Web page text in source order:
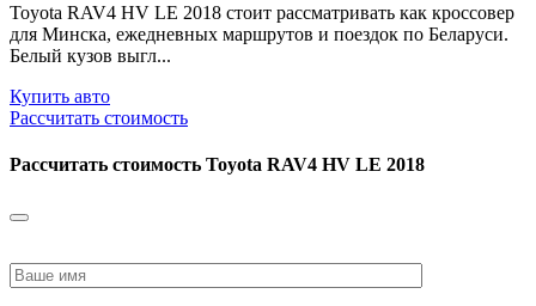
Toyota RAV4 HV LE 2018 стоит рассматривать как кроссовер
для Минска, ежедневных маршрутов и поездок по Беларуси.
Белый кузов выгл...
Купить авто
Рассчитать стоимость
Рассчитать стоимость Toyota RAV4 HV LE 2018
leave